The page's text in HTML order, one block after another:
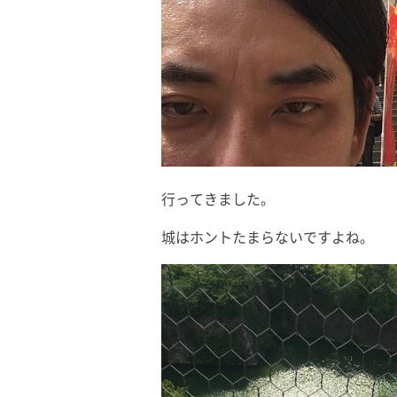
行ってきました。
城はホントたまらないですよね。